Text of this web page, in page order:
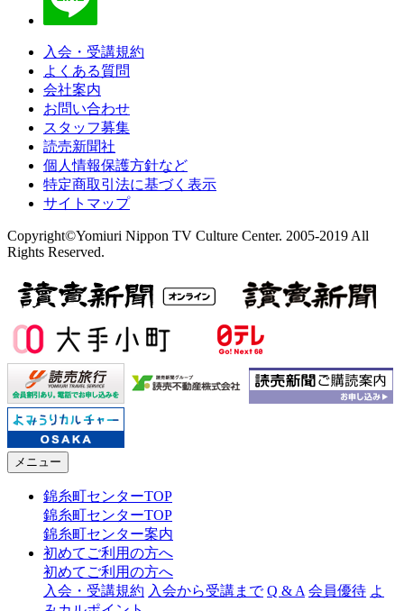
入会・受講規約
よくある質問
会社案内
お問い合わせ
スタッフ募集
読売新聞社
個人情報保護方針など
特定商取引法に基づく表示
サイトマップ
Copyright©Yomiuri Nippon TV Culture Center. 2005-2019 All
Rights Reserved.
メニュー
錦糸町センターTOP
錦糸町センターTOP
錦糸町センター案内
初めてご利用の方へ
初めてご利用の方へ
入会・受講規約 入会から受講まで Q & A 会員優待 よ